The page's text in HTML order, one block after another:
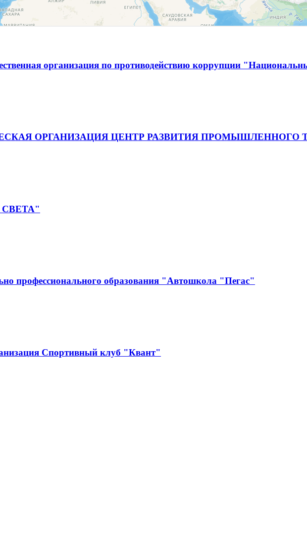
организация по противодействию коррупции
ОРГАНИЗАЦИЯ ЦЕНТР РАЗВИТИЯ ПРОМЫШЛЕННОГО
СВЕТА"
профессионального образования "Автошкола "Пегас"
Спортивный клуб "Квант"